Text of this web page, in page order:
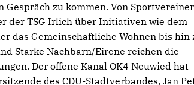
zu kommen. Von
der TSG Irlich über Initiativen wie dem
das Gemeinschaftliche Wohnen bis hin
Starke Nachbarn/Eirene reichen die
Der offene Kanal OK4 Neuwied hat
des CDU-Stadtverbandes, Jan